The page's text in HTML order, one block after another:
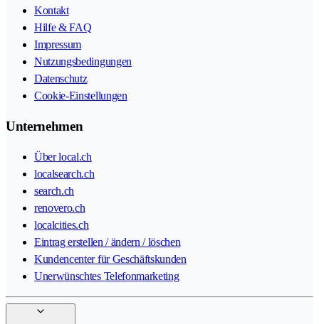
Kontakt
Hilfe & FAQ
Impressum
Nutzungsbedingungen
Datenschutz
Cookie-Einstellungen
Unternehmen
Über local.ch
localsearch.ch
search.ch
renovero.ch
localcities.ch
Eintrag erstellen / ändern / löschen
Kundencenter für Geschäftskunden
Unerwünschtes Telefonmarketing